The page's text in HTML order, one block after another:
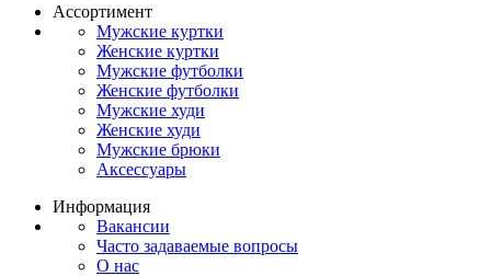
Ассортимент
Мужские куртки
Женские куртки
Мужские футболки
Женские футболки
Мужские худи
Женские худи
Мужские брюки
Аксессуары
Информация
Вакансии
Часто задаваемые вопросы
О нас